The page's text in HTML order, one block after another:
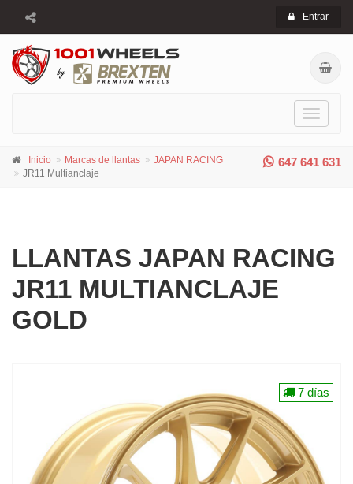
Entrar
Toggle
647 641 631
Inicio Marcas de llantas
JAPAN RACING
JR11 Multianclaje
LLANTAS JAPAN RACING
JR11 MULTIANCLAJE
GOLD
7 días